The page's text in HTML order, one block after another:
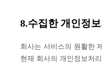
8.수집한 개인정
회사는 서비스의 원활한
현재 회사의 개인정보처